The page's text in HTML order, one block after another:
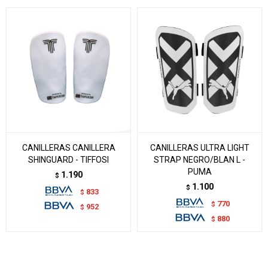
CANILLERAS CANILLERA
SHINGUARD - TIFFOSI
$ 1.190
$ 833
$ 952
CANILLERAS ULTRA LIGHT
STRAP NEGRO/BLAN L -
PUMA
$ 1.100
$ 770
$ 880